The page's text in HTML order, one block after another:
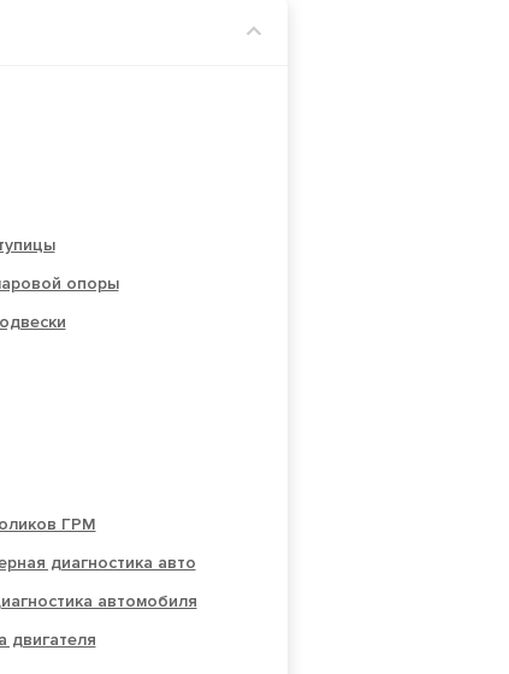
опоры
ГРМ
диагностика авто
автомобиля
двигателя